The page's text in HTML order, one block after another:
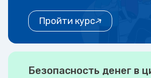
Пройти курс
Безопасность денег в